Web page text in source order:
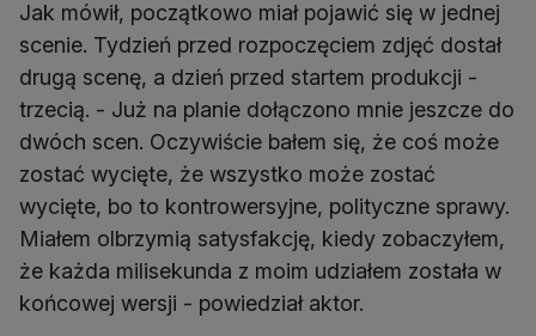
Jak mówił, początkowo miał pojawić się w jednej
scenie. Tydzień przed rozpoczęciem zdjęć dostał
drugą scenę, a dzień przed startem produkcji -
trzecią. - Już na planie dołączono mnie jeszcze do
dwóch scen. Oczywiście bałem się, że coś może
zostać wycięte, że wszystko może zostać
wycięte, bo to kontrowersyjne, polityczne sprawy.
Miałem olbrzymią satysfakcję, kiedy zobaczyłem,
że każda milisekunda z moim udziałem została w
końcowej wersji - powiedział aktor.